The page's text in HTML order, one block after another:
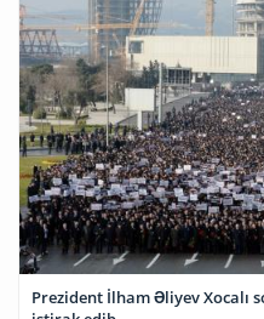
Prezident İlham Əliyev Xocalı